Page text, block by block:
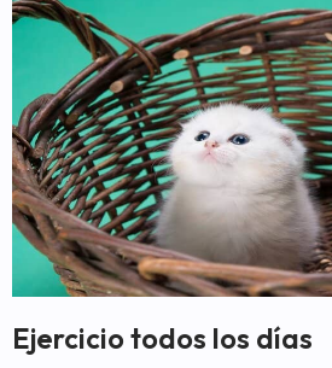
Ejercicio todos los días